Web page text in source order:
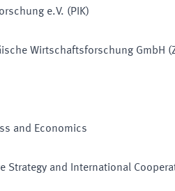
e.V. (PIK)
Wirtschaftsforschung GmbH (
and Economics
Strategy and International